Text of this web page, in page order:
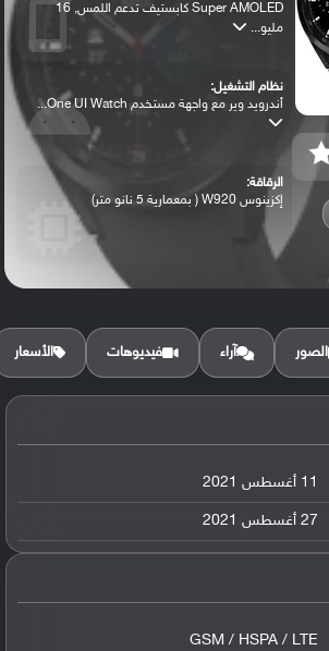
Super AMOLED كابستيف تدعم اللمس, 16
مليو...
نظام التشغيل:
أندرويد وير مع واجهة مستخدم One UI Watch...
الرقاقة:
إكزينوس W920 ( بمعمارية 5 نانو متر)
الرام / التخزين:
البطارية:
ليثيوم أيون سعة 361 مللي أمبير, غير قابل...
الصور آراء فيديوهات الأسعار
11 أغسطس 2021
27 أغسطس 2021
GSM / HSPA / LTE